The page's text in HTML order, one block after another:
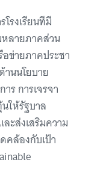
รงเรียนทีมี
ลายภาคส่วน
ข่ายภาคประชา
านนโยบาย
ร การเจรจา
ให้รัฐบาล
ส่งเสริมความ
คล้องกับเป้า